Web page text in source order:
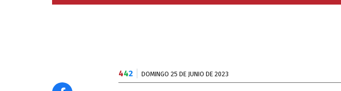
442 DOMINGO 25 DE JUNIO DE 2023